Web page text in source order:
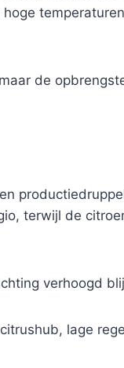
de
terwijl de
verhoogd
lage